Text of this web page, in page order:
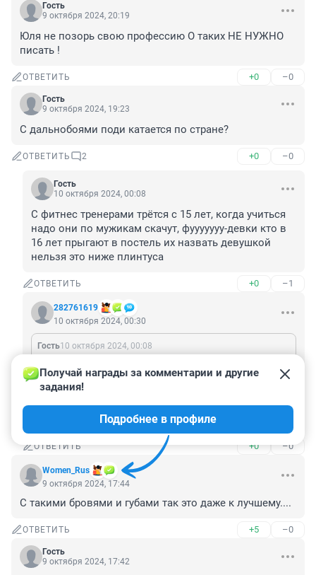
Гость
9 октября 2024, 20:19
Юля не позорь свою профессию О таких НЕ НУЖНО
писать !
ОТВЕТИТЬ +0 –0
Гость
9 октября 2024, 19:23
С дальнобоями поди катается по стране?
ОТВЕТИТЬ 2 +0 –0
Гость
10 октября 2024, 00:08
С фитнес тренерами трётся с 15 лет, когда учиться
надо они по мужикам скачут, фууууууу-девки кто в
16 лет прыгают в постель их назвать девушкой
нельзя это ниже плинтуса
ОТВЕТИТЬ +0 –1
282761619
10 октября 2024, 00:30
Гость10 октября 2024, 00:08
Гость, они ведь не в пустую постель прыгают, а к
кому-то. Почему вы их партнёров не осуждаете?
Двойные стандарты как обычно.
ОТВЕТИТЬ +0 –0
Women_Rus
Получай награды за комментарии и другие
задания!
Подробнее в профиле
9 октября 2024, 17:44
С такими бровями и губами так это даже к лучшему....
ОТВЕТИТЬ +5 –0
Гость
9 октября 2024, 17:42